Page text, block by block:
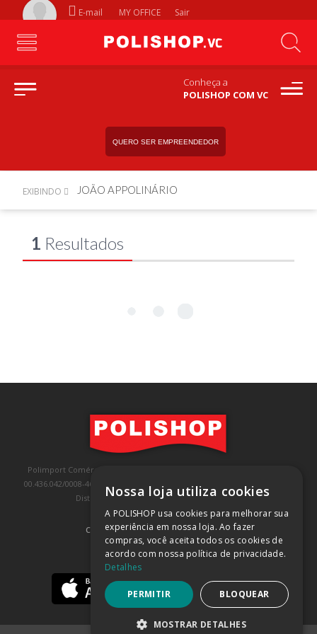
E-mail MY OFFICE Sair
Conheça a
POLISHOP COM VC
QUERO SER EMPREENDEDOR
EXIBINDO JOÃO APPOLINÁRIO
1 Resultados
Polimport Comércio e Exportação LTDA, inscrita no CNPJ/MF sob o nº
00.436.042/0008-46, IE 407.458.707.103, com sede na Rua Kanebo, nº 175,
Distrito Industrial, Jundiaí/SP, CEP: 13213-090
COMPRA 100% SEGURA (SAIBA MAIS)
BAIXE NOSSO APP
Nossa loja utiliza cookies
A POLISHOP usa cookies para melhorar sua
experiência em nossa loja. Ao fazer
compras, você aceita todos os cookies de
acordo com nossa política de privacidade.
Detalhes
PERMITIR BLOQUEAR
MOSTRAR DETALHES